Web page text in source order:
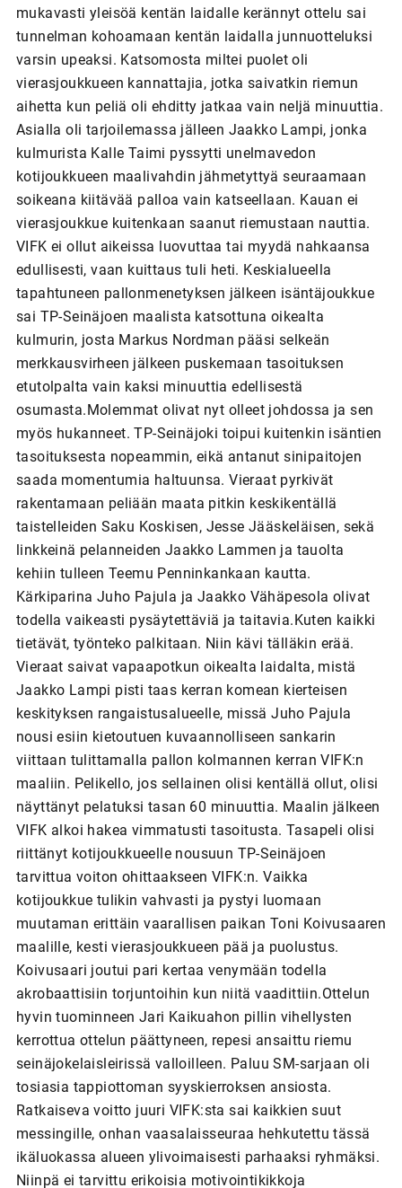
mukavasti yleisöä kentän laidalle kerännyt ottelu sai
tunnelman kohoamaan kentän laidalla junnuotteluksi
varsin upeaksi. Katsomosta miltei puolet oli
vierasjoukkueen kannattajia, jotka saivatkin riemun
aihetta kun peliä oli ehditty jatkaa vain neljä minuuttia.
Asialla oli tarjoilemassa jälleen Jaakko Lampi, jonka
kulmurista Kalle Taimi pyssytti unelmavedon
kotijoukkueen maalivahdin jähmetyttyä seuraamaan
soikeana kiitävää palloa vain katseellaan. Kauan ei
vierasjoukkue kuitenkaan saanut riemustaan nauttia.
VIFK ei ollut aikeissa luovuttaa tai myydä nahkaansa
edullisesti, vaan kuittaus tuli heti. Keskialueella
tapahtuneen pallonmenetyksen jälkeen isäntäjoukkue
sai TP-Seinäjoen maalista katsottuna oikealta
kulmurin, josta Markus Nordman pääsi selkeän
merkkausvirheen jälkeen puskemaan tasoituksen
etutolpalta vain kaksi minuuttia edellisestä
osumasta.Molemmat olivat nyt olleet johdossa ja sen
myös hukanneet. TP-Seinäjoki toipui kuitenkin isäntien
tasoituksesta nopeammin, eikä antanut sinipaitojen
saada momentumia haltuunsa. Vieraat pyrkivät
rakentamaan peliään maata pitkin keskikentällä
taistelleiden Saku Koskisen, Jesse Jääskeläisen, sekä
linkkeinä pelanneiden Jaakko Lammen ja tauolta
kehiin tulleen Teemu Penninkankaan kautta.
Kärkiparina Juho Pajula ja Jaakko Vähäpesola olivat
todella vaikeasti pysäytettäviä ja taitavia.Kuten kaikki
tietävät, työnteko palkitaan. Niin kävi tälläkin erää.
Vieraat saivat vapaapotkun oikealta laidalta, mistä
Jaakko Lampi pisti taas kerran komean kierteisen
keskityksen rangaistusalueelle, missä Juho Pajula
nousi esiin kietoutuen kuvaannolliseen sankarin
viittaan tulittamalla pallon kolmannen kerran VIFK:n
maaliin. Pelikello, jos sellainen olisi kentällä ollut, olisi
näyttänyt pelatuksi tasan 60 minuuttia. Maalin jälkeen
VIFK alkoi hakea vimmatusti tasoitusta. Tasapeli olisi
riittänyt kotijoukkueelle nousuun TP-Seinäjoen
tarvittua voiton ohittaakseen VIFK:n. Vaikka
kotijoukkue tulikin vahvasti ja pystyi luomaan
muutaman erittäin vaarallisen paikan Toni Koivusaaren
maalille, kesti vierasjoukkueen pää ja puolustus.
Koivusaari joutui pari kertaa venymään todella
akrobaattisiin torjuntoihin kun niitä vaadittiin.Ottelun
hyvin tuominneen Jari Kaikuahon pillin vihellysten
kerrottua ottelun päättyneen, repesi ansaittu riemu
seinäjokelaisleirissä valloilleen. Paluu SM-sarjaan oli
tosiasia tappiottoman syyskierroksen ansiosta.
Ratkaiseva voitto juuri VIFK:sta sai kaikkien suut
messingille, onhan vaasalaisseuraa hehkutettu tässä
ikäluokassa alueen ylivoimaisesti parhaaksi ryhmäksi.
Niinpä ei tarvittu erikoisia motivointikikkoja